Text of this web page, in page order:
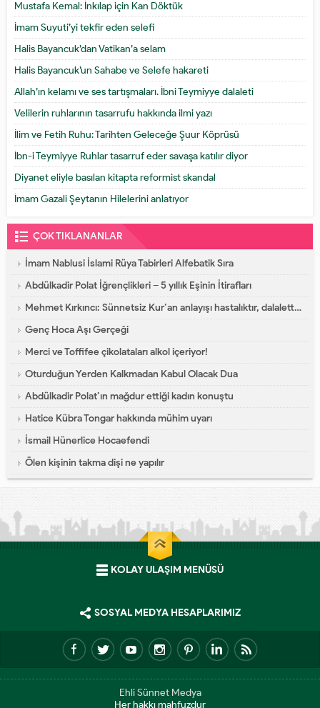
Mustafa Kemal: İnkılap için Kan Döktük
İmam Suyuti’yi tekfir eden selefi
Halis Bayancuk’dan Vatikan’a selam
Halis Bayancuk’un Sahabe ve Selefe hakareti
Allah’ın kelamı ve ses tartışmaları. İbni Teymiyye dalaleti
Velilerin ruhlarının tasarrufu hakkında ilmi yazı
İlim ve Fetih Ruhu: Tarihten Geleceğe Şuur Köprüsü
İbn-i Teymiyye Ruhlar tasarruf eder savaşa katılır diyor
Diyanet eliyle basılan kitapta reformist skandal
İmam Gazali Şeytanın Hilelerini anlatıyor
ÇOK TIKLANANLAR
İmam Nablusi İslami Rüya Tabirleri Alfebatik Sıra
Abdülkadir Polat İğrençlikleri – 5 yıllık Eşinin İtirafları
Mehmet Kırkıncı: Sünnetsiz Kur’an anlayışı hastalıktır, dalalettir!
Genç Hoca Aşı Gerçeği
Merci ve Toffifee çikolataları alkol içeriyor!
Oturduğun Yerden Kalkmadan Kabul Olacak Dua
Abdülkadir Polat’ın mağdur ettiği kadın konuştu
Hatice Kübra Tongar hakkında mühim uyarı
İsmail Hünerlice Hocaefendi
Ölen kişinin takma dişi ne yapılır
KOLAY ULAŞIM MENÜSÜ
SOSYAL MEDYA HESAPLARIMIZ
Ehli Sünnet Medya
Her hakkı mahfuzdur